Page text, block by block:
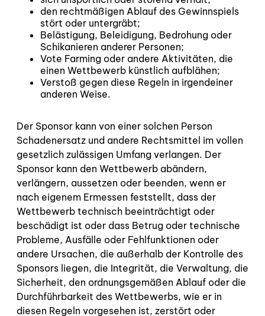
den rechtmäßigen Ablauf des Gewinnspiels
stört oder untergräbt;
Belästigung, Beleidigung, Bedrohung oder
Schikanieren anderer Personen;
Vote Farming oder andere Aktivitäten, die
einen Wettbewerb künstlich aufblähen;
Verstoß gegen diese Regeln in irgendeiner
anderen Weise.
Der Sponsor kann von einer solchen Person
Schadenersatz und andere Rechtsmittel im vollen
gesetzlich zulässigen Umfang verlangen. Der
Sponsor kann den Wettbewerb abändern,
verlängern, aussetzen oder beenden, wenn er
nach eigenem Ermessen feststellt, dass der
Wettbewerb technisch beeinträchtigt oder
beschädigt ist oder dass Betrug oder technische
Probleme, Ausfälle oder Fehlfunktionen oder
andere Ursachen, die außerhalb der Kontrolle des
Sponsors liegen, die Integrität, die Verwaltung, die
Sicherheit, den ordnungsgemäßen Ablauf oder die
Durchführbarkeit des Wettbewerbs, wie er in
diesen Regeln vorgesehen ist, zerstört oder